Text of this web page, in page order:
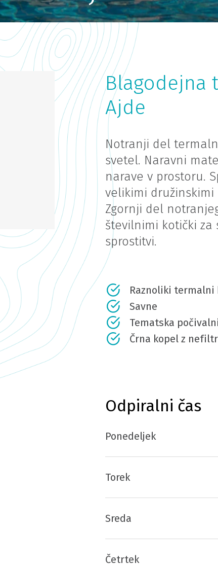
Blagodejna
Ajde
Notranji del
svetel. Naravni
narave v prostoru.
velikimi
Zgornji del
številnimi kotički za
sprostitvi.
Raznoliki termalni
Savne
Tematska
Črna kopel z
Odpiralni čas
Ponedeljek
Torek
Sreda
Četrtek